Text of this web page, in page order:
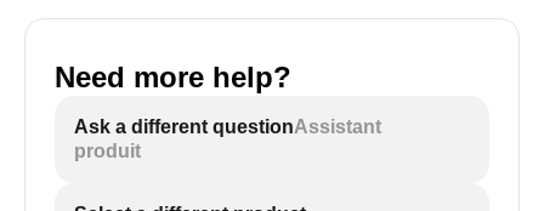
Need more help?
Ask a different questionAssistant
produit